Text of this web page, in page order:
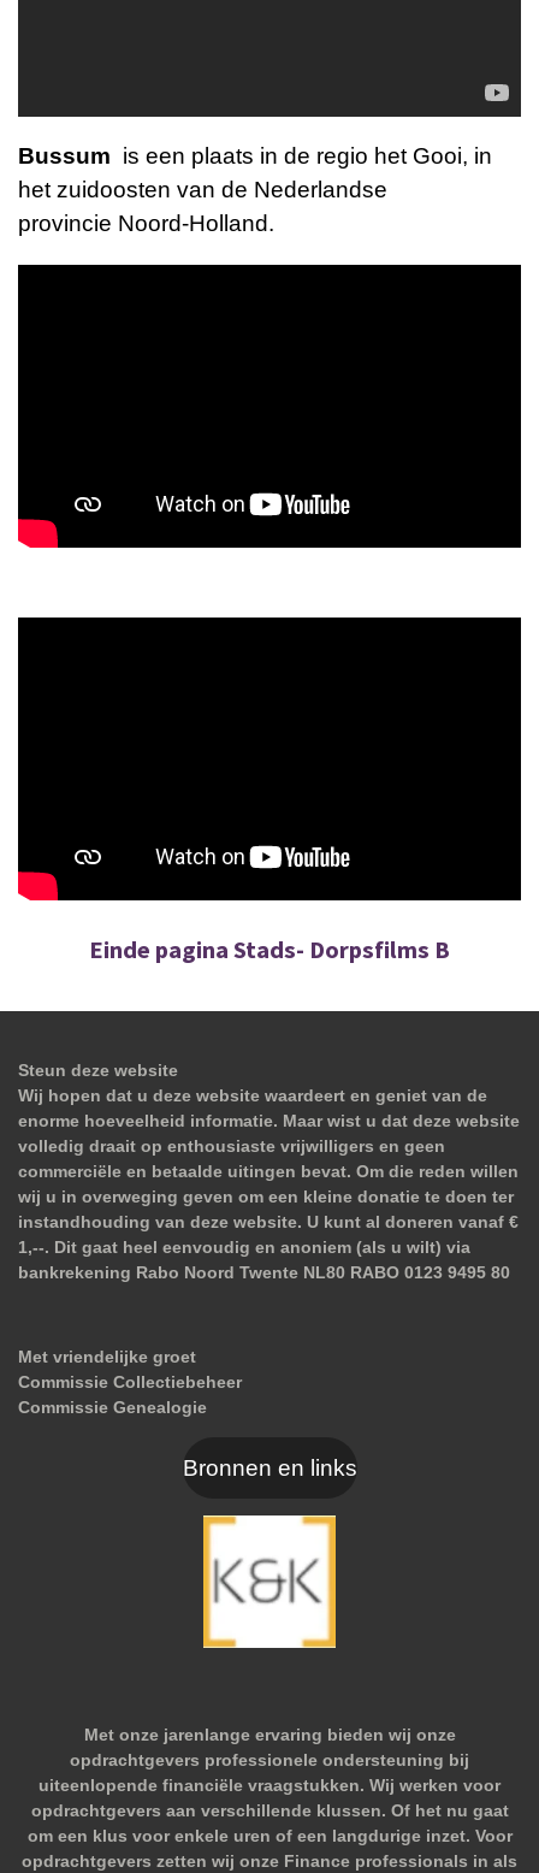
Bussum is een plaats in de regio het Gooi, in
het zuidoosten van de Nederlandse
provincie Noord-Holland.
Einde paginaStads- Dorpsfilms B
Steun deze website
Wij hopen dat u deze website waardeert en geniet van de
enorme hoeveelheid informatie. Maar wist u dat deze website
volledig draait op enthousiaste vrijwilligers en geen
commerciële en betaalde uitingen bevat. Om die reden willen
wij u in overweging geven om een kleine donatie te doen ter
instandhouding van deze website. U kunt al doneren vanaf €
1,--. Dit gaat heel eenvoudig en anoniem (als u wilt) via
bankrekening Rabo Noord Twente NL80 RABO 0123 9495 80
Met vriendelijke groet
Commissie Collectiebeheer
Commissie Genealogie
Bronnen en links
Met onze jarenlange ervaring bieden wij onze
opdrachtgevers professionele ondersteuning bij
uiteenlopende financiële vraagstukken. Wij werken voor
opdrachtgevers aan verschillende klussen. Of het nu gaat
om een klus voor enkele uren of een langdurige inzet. Voor
opdrachtgevers zetten wij onze Finance professionals in als